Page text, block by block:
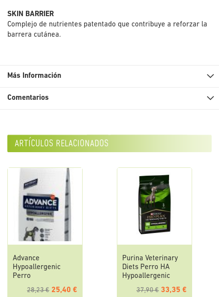
SKIN BARRIER
Complejo de nutrientes patentado que contribuye a reforzar la
barrera cutánea.
Más Información
Comentarios
artículos relacionados
Advance
Hypoallergenic
Perro
28,23 € 25,40 €
Purina Veterinary
Diets Perro HA
Hypoallergenic
37,90 € 33,35 €